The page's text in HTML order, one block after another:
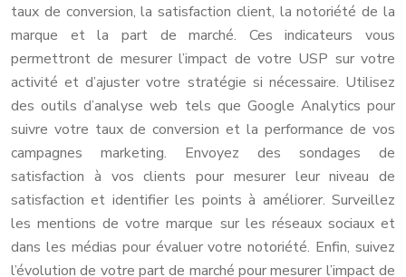
taux de conversion, la satisfaction client, la notoriété de la
marque et la part de marché. Ces indicateurs vous
permettront de mesurer l’impact de votre USP sur votre
activité et d’ajuster votre stratégie si nécessaire. Utilisez
des outils d’analyse web tels que Google Analytics pour
suivre votre taux de conversion et la performance de vos
campagnes marketing. Envoyez des sondages de
satisfaction à vos clients pour mesurer leur niveau de
satisfaction et identifier les points à améliorer. Surveillez
les mentions de votre marque sur les réseaux sociaux et
dans les médias pour évaluer votre notoriété. Enfin, suivez
l’évolution de votre part de marché pour mesurer l’impact de